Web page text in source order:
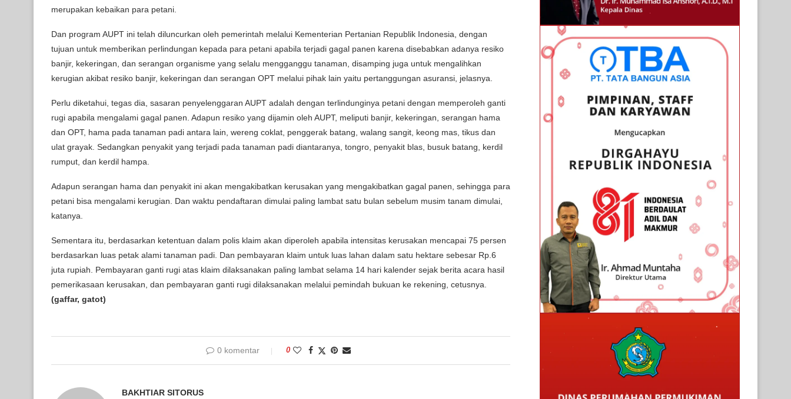
merupakan kebaikan para petani.
Dan program AUPT ini telah diluncurkan oleh pemerintah melalui Kementerian Pertanian Republik Indonesia, dengan
tujuan untuk memberikan perlindungan kepada para petani apabila terjadi gagal panen karena disebabkan adanya resiko
banjir, kekeringan, dan serangan organisme yang selalu mengganggu tanaman, disamping juga untuk mengalihkan
kerugian akibat resiko banjir, kekeringan dan serangan OPT melalui pihak lain yaitu pertanggungan asuransi, jelasnya.
Perlu diketahui, tegas dia, sasaran penyelenggaran AUPT adalah dengan terlindunginya petani dengan memperoleh ganti
rugi apabila mengalami gagal panen. Adapun resiko yang dijamin oleh AUPT, meliputi banjir, kekeringan, serangan hama
dan OPT, hama pada tanaman padi antara lain, wereng coklat, penggerak batang, walang sangit, keong mas, tikus dan
ulat grayak. Sedangkan penyakit yang terjadi pada tanaman padi diantaranya, tongro, penyakit blas, busuk batang, kerdil
rumput, dan kerdil hampa.
Adapun serangan hama dan penyakit ini akan mengakibatkan kerusakan yang mengakibatkan gagal panen, sehingga para
petani bisa mengalami kerugian. Dan waktu pendaftaran dimulai paling lambat satu bulan sebelum musim tanam dimulai,
katanya.
Sementara itu, berdasarkan ketentuan dalam polis klaim akan diperoleh apabila intensitas kerusakan mencapai 75 persen
berdasarkan luas petak alami tanaman padi. Dan pembayaran klaim untuk luas lahan dalam satu hektare sebesar Rp.6
juta rupiah. Pembayaran ganti rugi atas klaim dilaksanakan paling lambat selama 14 hari kalender sejak berita acara hasil
pemerikasaan kerusakan, dan pembayaran ganti rugi dilaksanakan melalui pemindah bukuan ke rekening, cetusnya.
(gaffar, gatot)
0 komentar 0
BAKHTIAR SITORUS